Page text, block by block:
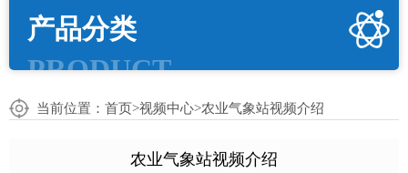
产品分类
PRODUCT
当前位置： 首页>视频中心>农业气象站视频介绍
农业气象站视频介绍